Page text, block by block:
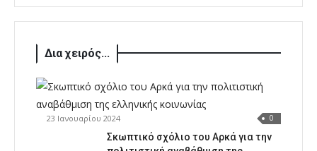
Δια χειρός...
23 Ιανουαρίου 2024 0
Σκωπτικό σχόλιο του Αρκά για την